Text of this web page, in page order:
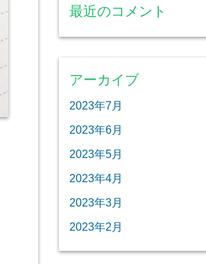
最近のコメント
アーカイブ
2023年7月
2023年6月
2023年5月
2023年4月
2023年3月
2023年2月